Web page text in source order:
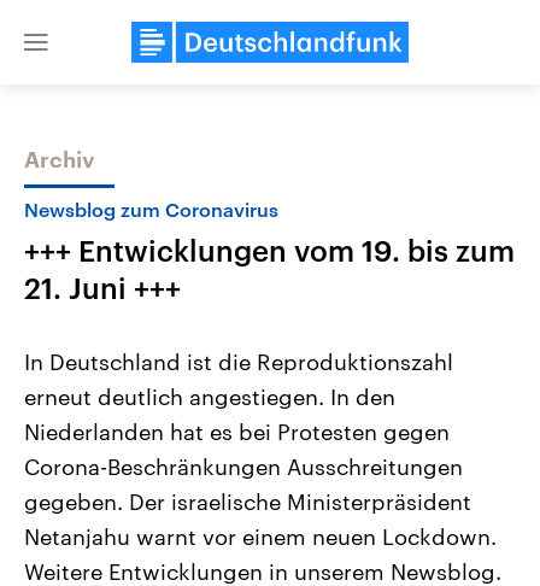
Close
Themen
Landtagswahl Sachsen-Anhalt
2026
Alle Informationen
Sachsen-Anhalt wählt am 6.
September 2026 einen neuen
Landtag. Seit 2021 wird das
Bundesland von einer Koalition aus
CDU, SPD und FDP regiert.-
Umfragen, Prognosen,
Aktuelle Beiträge,
Hintergründe
Wirtschaftlich und
gehören die Vereinigten
den mächtigsten Ländern
mit großem Einfluss auf
Archiv
Newsblog zum Coronavirus
+++ Entwicklungen vom 19. bis zum
21. Juni +++
In Deutschland ist die Reproduktionszahl
erneut deutlich angestiegen. In den
Niederlanden hat es bei Protesten gegen
Corona-Beschränkungen Ausschreitungen
gegeben. Der israelische Ministerpräsident
Netanjahu warnt vor einem neuen Lockdown.
Weitere Entwicklungen in unserem Newsblog.